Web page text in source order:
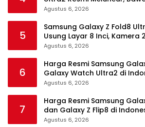
Wear Elite, dan Fitur
Agustus 6, 2026
5
Samsung Galaxy Z Fold8
Usung Layar 8 Inci, Kamera
Snapdragon 8 Elite Gen 5
Agustus 6, 2026
6
Harga Resmi Samsung
Galaxy Watch Ultra2 di
Jutaan
Agustus 6, 2026
7
Harga Resmi Samsung
dan Galaxy Z Flip8 di
Jutaan
Agustus 6, 2026